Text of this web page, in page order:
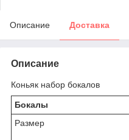
Описание Доставка
Описание
Коньяк набор бокалов
Бокалы
Размер